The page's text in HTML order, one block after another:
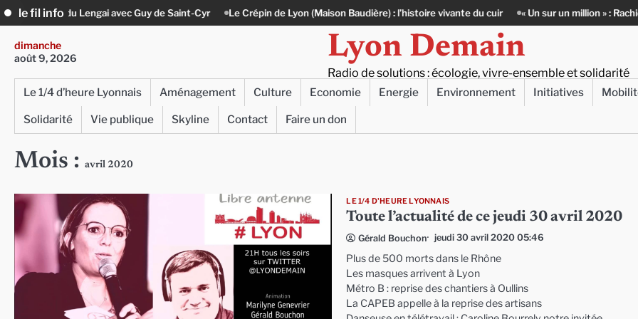
Skip
to
content
le fil info
de Saint-Cyr Le Crépin de Lyon (Maison Baudière) : l’histoire vivante du cuir « Un sur un million » : Rachid Azizi, l’homme sous
dimanche
août 9, 2026
Lyon Demain
Radio de solutions : écologie, vivre-ensemble et solidarité
Le 1/4 d’heure Lyonnais Aménagement Culture Economie Energie Environnement Initiatives
Solidarité
Vie publique Skyline Contact Faire un don
Mois : avril 2020
LE 1/4 D'HEURE LYONNAIS
Toute l’actualité de ce jeudi 30 avril 2020
Gérald Bouchon jeudi 30 avril 2020 05:46
Plus de 500 morts dans le Rhône
Les masques arrivent à Lyon
Métro B : reprise des chantiers à Oullins
La CAPEB appelle à la reprise des artisans